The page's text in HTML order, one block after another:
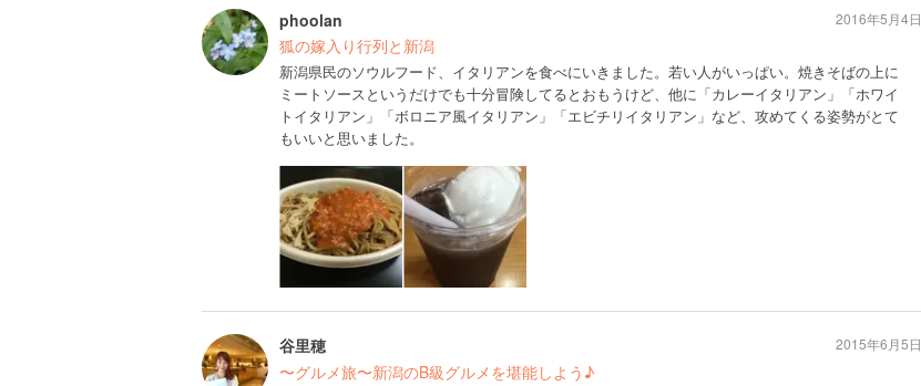
phoolan
狐の嫁入り行列と新潟
新潟県民のソウルフード、イタリアンを食べにいきました。若い人がいっぱい。焼きそばの上に
ミートソースというだけでも十分冒険してるとおもうけど、他に「カレーイタリアン」「ホワイ
トイタリアン」「ボロニア風イタリアン」「エビチリイタリアン」など、攻めてくる姿勢がとて
もいいと思いました。
2016年5月4日
谷里穂
〜グルメ旅〜新潟のB級グルメを堪能しよう♪
2015年6月5日